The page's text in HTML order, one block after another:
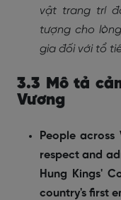
vật trang trí
tượng cho
gia đối với tổ
3.3 Mô tả
Vương
People
respect and
Hung Kings'
country's first